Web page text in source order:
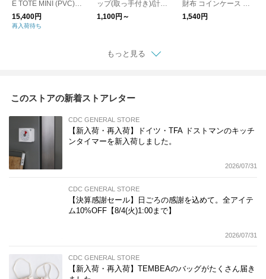
E TOTE MINI (PVC)
DOG-1/トートバッグ
犬
15,400円
再入荷待ち
ップ(取っ手付き)/計量
カップ ドイツ製
1,100円～
財布 コインケース カ
ードケース
1,540円
もっと見る
このストアの新着ストアレター
CDC GENERAL STORE
【新入荷・再入荷】ドイツ・TFA ドストマンのキッチ
ンタイマーを新入荷しました。
2026/07/31
CDC GENERAL STORE
【決算感謝セール】日ごろの感謝を込めて。全アイテ
ム10%OFF【8/4(火)1:00まで】
2026/07/31
CDC GENERAL STORE
【新入荷・再入荷】TEMBEAのバッグがたくさん届き